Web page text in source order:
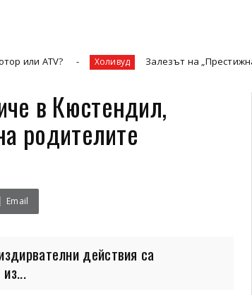
Холивуд Залезът на „Престижната
в Кюстендил,
родителите
Email
действия са